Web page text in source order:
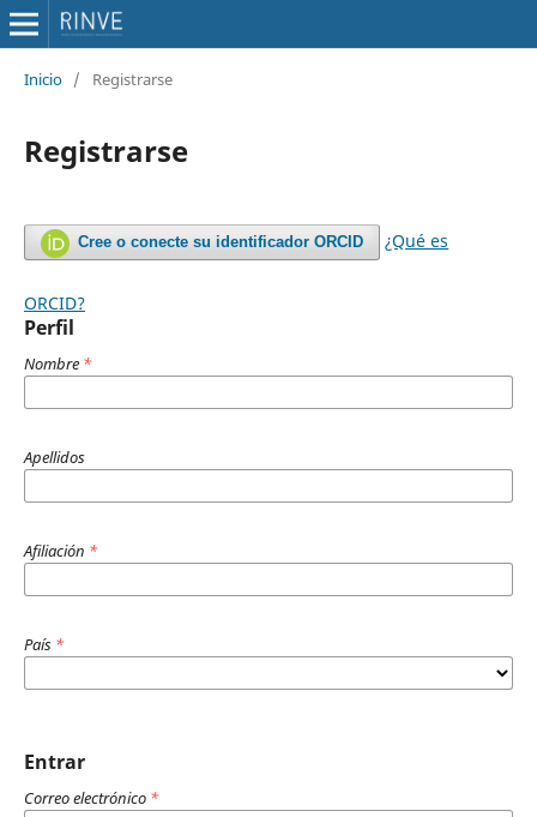
Inicio / Registrarse
Registrarse
Cree o conecte su identificador ORCID ¿Qué es
ORCID?
Perfil
Nombre *
Apellidos
Afiliación *
País *
Entrar
Correo electrónico *